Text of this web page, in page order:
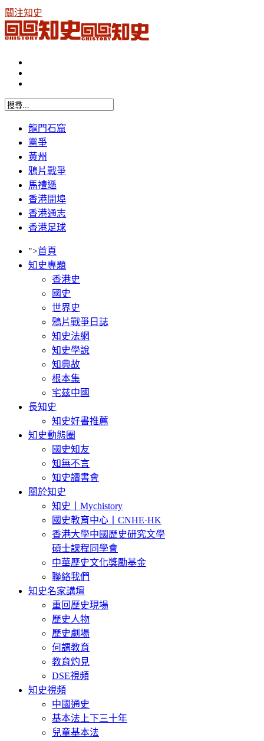
關注知史
龍門石窟
黨爭
黃州
鴉片戰爭
馬禮遜
香港開埠
香港通志
香港足球
">首頁
知史專題
香港史
國史
世界史
鴉片戰爭日誌
知史法網
知史學說
知典故
根本集
宅兹中國
長知史
知史好書推薦
知史動態圈
國史知友
知無不言
知史讀書會
關於知史
知史丨Mychistory
國史教育中心丨CNHE·HK
香港大學中國歷史研究文學
碩士課程同學會
中華歷史文化獎勵基金
聯絡我們
知史名家講壇
重回歷史現場
歷史人物
歷史劇場
何謂教育
教育灼見
DSE視頻
知史視頻
中國通史
基本法上下三十年
兒童基本法